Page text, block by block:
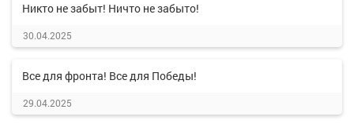
Никто не забыт! Ничто не забыто!
30.04.2025
Все для фронта! Все для Победы!
29.04.2025